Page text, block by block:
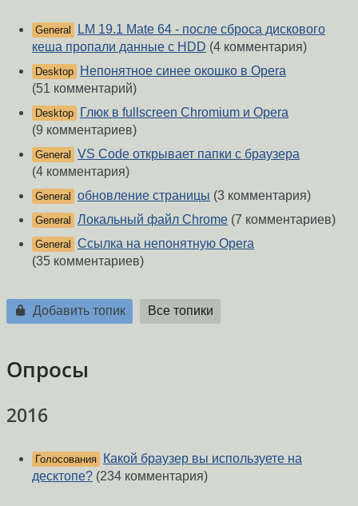
General
LM 19.1 Mate 64 - после сброса дискового
кеша пропали данные с HDD (4 комментария)
Desktop
Непонятное синее окошко в Opera
(51 комментарий)
Desktop
Глюк в fullscreen Chromium и Opera
(9 комментариев)
General VS Code открывает папки с браузера
(4 комментария)
General обновление страницы (3 комментария)
General Локальный файл Chrome (7 комментариев)
General Ссылка на непонятную Opera
(35 комментариев)
Добавить топик Все топики
Опросы
2016
Голосования
Какой браузер вы используете на
десктопе? (234 комментария)